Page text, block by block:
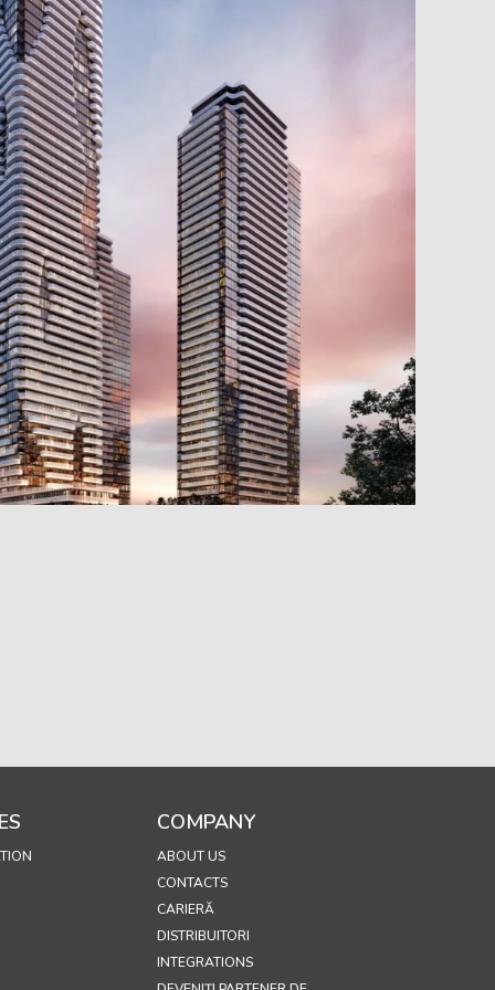
COMPANY
ABOUT US
CONTACTS
CARIERĂ
DISTRIBUITORI
INTEGRATIONS